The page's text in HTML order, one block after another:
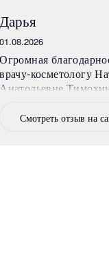
Дарья
01.08.2026
Огромная
врачу-косметологу
Анатольевне
Смотреть отзыв на